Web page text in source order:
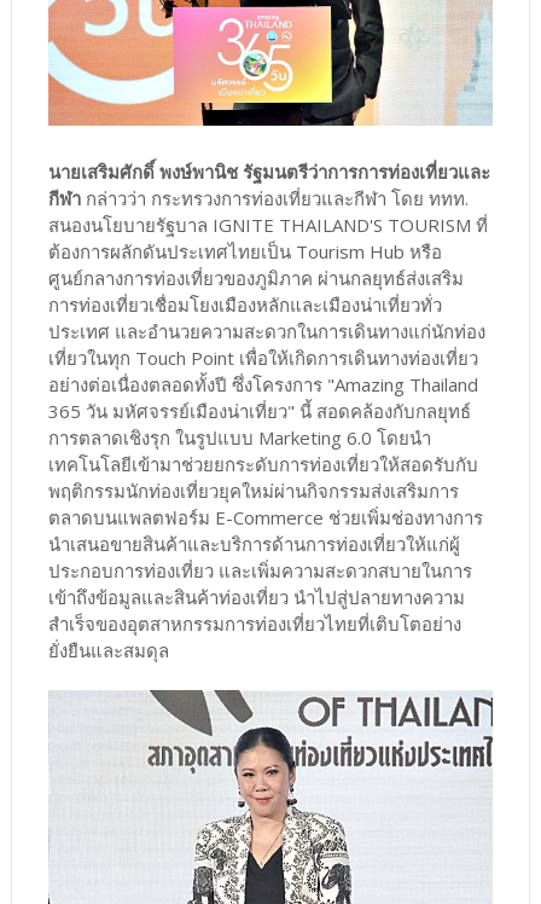
นายเสริมศักดิ์ พงษ์พานิช รัฐมนตรีว่าการการท่องเที่ยวและ
กีฬากล่าวว่า กระทรวงการท่องเที่ยวและกีฬา โดย ททท.
สนองนโยบายรัฐบาล IGNITE THAILAND'S TOURISM ที่
ต้องการผลักดันประเทศไทยเป็น Tourism Hub หรือ
ศูนย์กลางการท่องเที่ยวของภูมิภาค ผ่านกลยุทธ์ส่งเสริม
การท่องเที่ยวเชื่อมโยงเมืองหลักและเมืองน่าเที่ยวทั่ว
ประเทศ และอำนวยความสะดวกในการเดินทางแก่นักท่อง
เที่ยวในทุก Touch Point เพื่อให้เกิดการเดินทางท่องเที่ยว
อย่างต่อเนื่องตลอดทั้งปี ซึ่งโครงการ "Amazing Thailand
365 วัน มหัศจรรย์เมืองน่าเที่ยว" นี้ สอดคล้องกับกลยุทธ์
การตลาดเชิงรุก ในรูปแบบ Marketing 6.0 โดยนำ
เทคโนโลยีเข้ามาช่วยยกระดับการท่องเที่ยวให้สอดรับกับ
พฤติกรรมนักท่องเที่ยวยุคใหม่ผ่านกิจกรรมส่งเสริมการ
ตลาดบนแพลตฟอร์ม E-Commerce ช่วยเพิ่มช่องทางการ
นำเสนอขายสินค้าและบริการด้านการท่องเที่ยวให้แก่ผู้
ประกอบการท่องเที่ยว และเพิ่มความสะดวกสบายในการ
เข้าถึงข้อมูลและสินค้าท่องเที่ยว นำไปสู่ปลายทางความ
สำเร็จของอุตสาหกรรมการท่องเที่ยวไทยที่เติบโตอย่าง
ยั่งยืนและสมดุล